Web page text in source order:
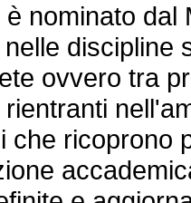
nominato dal
discipline
ovvero tra
che ricoprono